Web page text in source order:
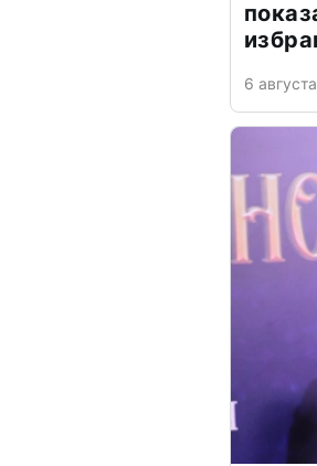
6 августа